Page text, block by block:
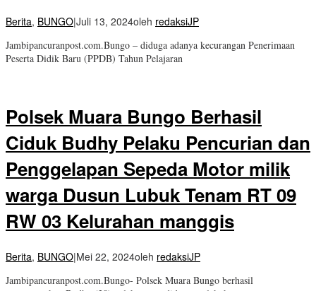
Berita, BUNGO|Juli 13, 2024oleh redaksiJP
Jambipancuranpost.com.Bungo – diduga adanya kecurangan Penerimaan
Peserta Didik Baru (PPDB) Tahun Pelajaran
Polsek Muara Bungo Berhasil
Ciduk Budhy Pelaku Pencurian dan
Penggelapan Sepeda Motor milik
warga Dusun Lubuk Tenam RT 09
RW 03 Kelurahan manggis
Berita, BUNGO|Mei 22, 2024oleh redaksiJP
Jambipancuranpost.com.Bungo- Polsek Muara Bungo berhasil